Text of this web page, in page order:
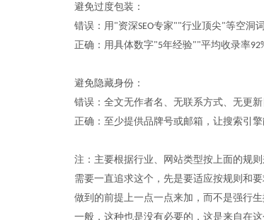
避免过度包装：
错误：用 "资深SEO专家""行业顶尖"等空洞
正确：用具体数字"5年经验""平均收录率
避免隐藏身份：
错误：全文无作者名、无联系方式、无更新
正确：至少提供品牌号或邮箱，让搜索引
注：主要根据行业、网站类型按上面的规
需要一直追求这个，先是要适应按规则和
做到的前提上一点一点来加，而不是强行
一般，这种也是没有必要的，这是来自在